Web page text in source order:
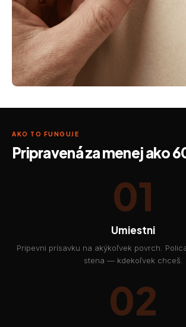
AKO TO FUNGUJE
Pripravená za menej ako
01
Umiestni
Pripevni prísavku na akýkoľvek povrch.
stena — kdekoľvek chceš.
02